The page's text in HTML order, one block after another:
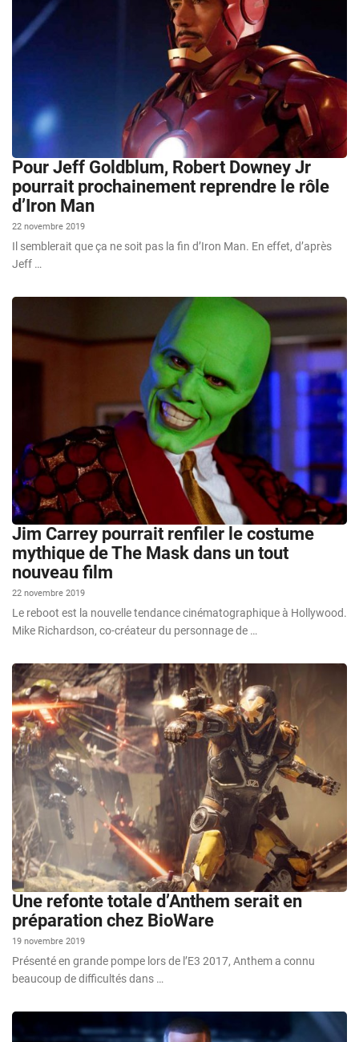
Pour Jeff Goldblum, Robert Downey Jr
pourrait prochainement reprendre le rôle
d’Iron Man
22 novembre 2019
Il semblerait que ça ne soit pas la fin d’Iron Man. En effet, d’après
Jeff …
Jim Carrey pourrait renfiler le costume
mythique de The Mask dans un tout
nouveau film
22 novembre 2019
Le reboot est la nouvelle tendance cinématographique à Hollywood.
Mike Richardson, co-créateur du personnage de …
Une refonte totale d’Anthem serait en
préparation chez BioWare
19 novembre 2019
Présenté en grande pompe lors de l’E3 2017, Anthem a connu
beaucoup de difficultés dans …